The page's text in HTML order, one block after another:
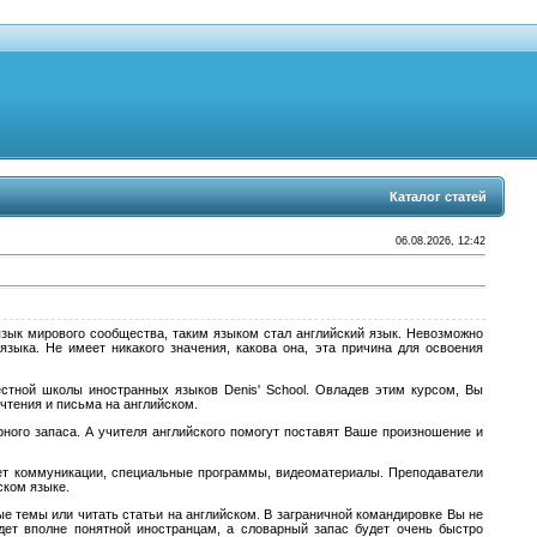
Каталог статей
06.08.2026, 12:42
мирового сообщества, таким языком стал английский язык. Невозможно
Не имеет никакого значения, какова она, эта причина для освоения
школы иностранных языков Denis' School. Овладев этим курсом, Вы
и письма на английском.
запаса. А учителя английского помогут поставят Ваше произношение и
коммуникации, специальные программы, видеоматериалы. Преподаватели
языке.
темы или читать статьи на английском. В заграничной командировке Вы не
вполне понятной иностранцам, а словарный запас будет очень быстро